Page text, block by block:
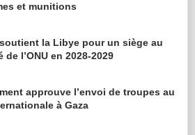
et munitions
la Libye pour un siège au
l’ONU en 2028-2029
approuve l’envoi de troupes au
à Gaza